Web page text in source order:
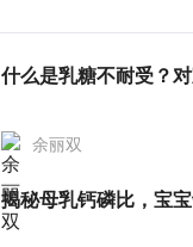
余丽双
揭秘母乳钙磷比，宝